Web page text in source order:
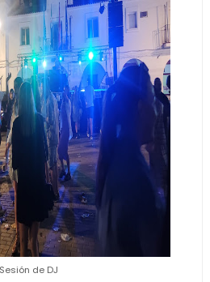
Sesión de DJ